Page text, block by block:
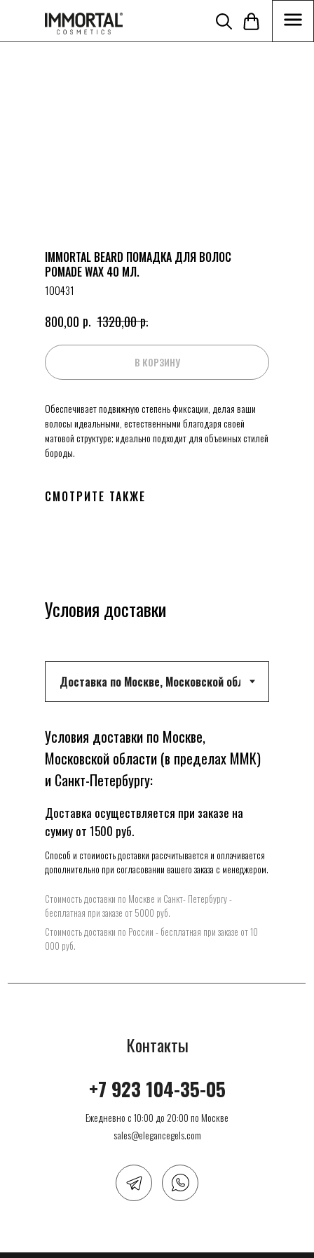
tcart__reDrawCartIcon() { } }) })
IMMORTAL BEARD ПОМАДКА ДЛЯ ВОЛОС
POMADE WAX 40 МЛ.
100431
800,00 р. 1320,00р.
В КОРЗИНУ
Обеспечивает подвижную степень фиксации, делая ваши
волосы идеальными, естественными благодаря своей
матовой структуре; идеально подходит для объемных стилей
бороды.
СМОТРИТЕ ТАКЖЕ
Условия доставки
Условия доставки по Москве,
Московской области (в пределах ММК)
и Санкт-Петербургу:
Стоимость доставки по Москве и Санкт- Петербургу -
бесплатная при заказе от 5000 руб.
Стоимость доставки по Росcии - бесплатная при заказе от 10
000 руб.
Способ и стоимость доставки рассчитывается и оплачивается
дополнительно при согласовании вашего заказа с менеджером.
Доставка осуществляется при заказе на
сумму от 1500 руб.
+7 923 104-35-05
sales@elegancegels.com
Ежедневно с 10:00 до 20:00 по Москве
Контакты